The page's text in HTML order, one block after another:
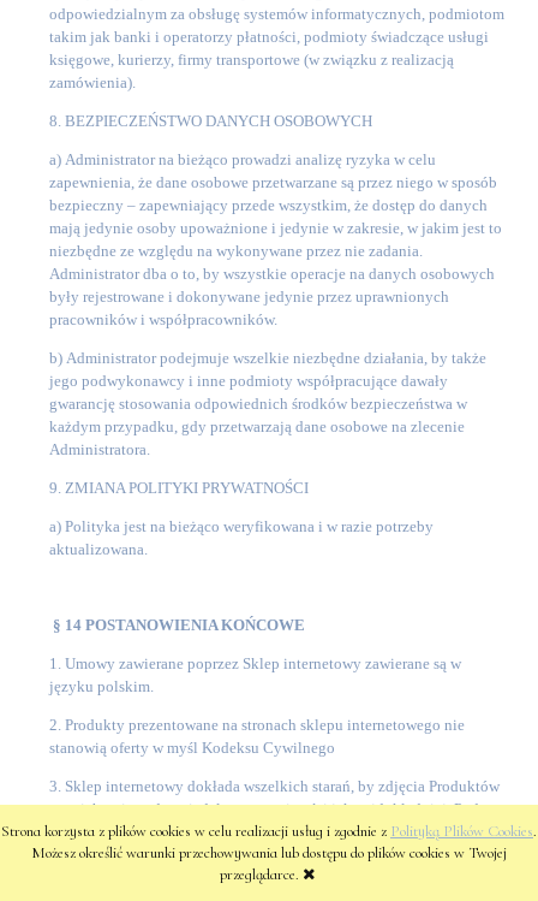
Strona korzysta z plików cookies w celu realizacji usług i zgodnie z Polityką Plików Cookies.
Możesz określić warunki przechowywania lub dostępu do plików cookies w Twojej
przeglądarce.
odpowiedzialnym za obsługę systemów informatycznych, podmiotom
takim jak banki i operatorzy płatności, podmioty świadczące usługi
księgowe, kurierzy, firmy transportowe (w związku z realizacją
zamówienia).
8. BEZPIECZEŃSTWO DANYCH OSOBOWYCH
a) Administrator na bieżąco prowadzi analizę ryzyka w celu
zapewnienia, że dane osobowe przetwarzane są przez niego w sposób
bezpieczny – zapewniający przede wszystkim, że dostęp do danych
mają jedynie osoby upoważnione i jedynie w zakresie, w jakim jest to
niezbędne ze względu na wykonywane przez nie zadania.
Administrator dba o to, by wszystkie operacje na danych osobowych
były rejestrowane i dokonywane jedynie przez uprawnionych
pracowników i współpracowników.
b) Administrator podejmuje wszelkie niezbędne działania, by także
jego podwykonawcy i inne podmioty współpracujące dawały
gwarancję stosowania odpowiednich środków bezpieczeństwa w
każdym przypadku, gdy przetwarzają dane osobowe na zlecenie
Administratora.
9. ZMIANA POLITYKI PRYWATNOŚCI
a) Polityka jest na bieżąco weryfikowana i w razie potrzeby
aktualizowana.
§ 14 POSTANOWIENIA KOŃCOWE
1. Umowy zawierane poprzez Sklep internetowy zawierane są w
języku polskim.
2. Produkty prezentowane na stronach sklepu internetowego nie
stanowią oferty w myśl Kodeksu Cywilnego
3. Sklep internetowy dokłada wszelkich starań, by zdjęcia Produktów
oraz ich opisy odpowiadały rzeczywistości jak najdokładniej. Podczas
dokonywania zmian i aktualizacji np. cen, konfiguracji itd. mogą
wystąpić błędy – ewentualne rozbieżności zostaną skorygowane
podczas realizacji zamówienia